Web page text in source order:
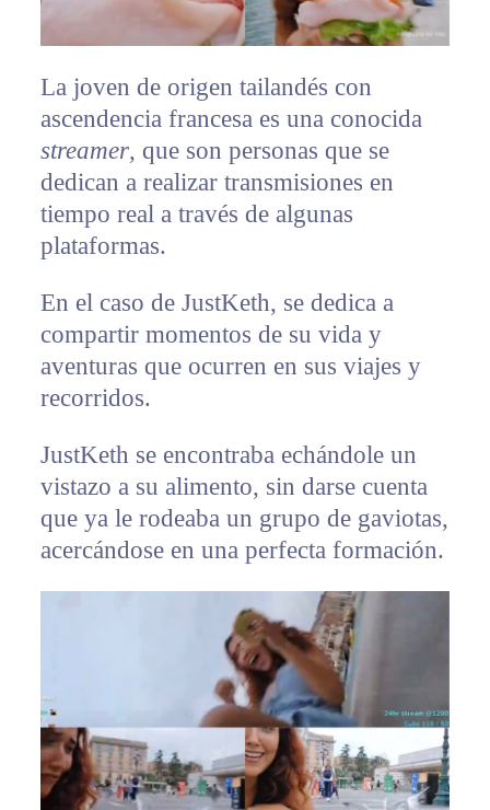
La joven de origen tailandés con
ascendencia francesa es una conocida
streamer, que son personas que se
dedican a realizar transmisiones en
tiempo real a través de algunas
plataformas.
En el caso de JustKeth, se dedica a
compartir momentos de su vida y
aventuras que ocurren en sus viajes y
recorridos.
JustKeth se encontraba echándole un
vistazo a su alimento, sin darse cuenta
que ya le rodeaba un grupo de gaviotas,
acercándose en una perfecta formación.